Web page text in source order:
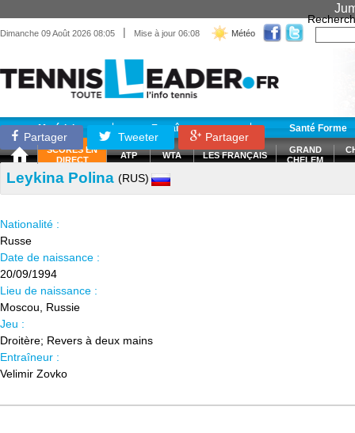
Dimanche 09 Août 2026 08:05 | Mise à jour 06:08 Météo
Matériel Entraînement Santé Forme
SCORES EN
DIRECT
ATP WTA LES FRANÇAIS
GRAND
CHELEM
Partager Tweeter Partager
Leykina Polina (RUS)
Nationalité :
Russe
Date de naissance :
20/09/1994
Lieu de naissance :
Moscou, Russie
Jeu :
Droitère; Revers à deux mains
Entraîneur :
Velimir Zovko